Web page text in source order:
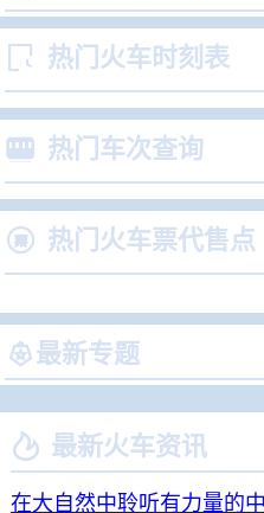
 热门火车时刻表
 热门车次查询
 热门火车票代售点
最新专题
 最新火车资讯
在大自然中聆听有力量的